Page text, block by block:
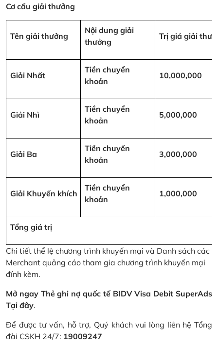
Cơ cấu giải thưởng
Tên giải thưởng
Nội dung giải
thưởng
Trị giá giải
Giải Nhất
Tiền chuyển
khoản
10,000,000
Giải Nhì
Tiền chuyển
khoản
5,000,000
Giải Ba
Tiền chuyển
khoản
3,000,000
Giải Khuyến khích
Tiền chuyển
khoản
1,000,000
Tổng giá trị
Chi tiết thể lệ chương trình khuyến mại và Danh sách các
Merchant quảng cáo tham gia chương trình khuyến mại
đính kèm.
Mở ngay Thẻ ghi nợ quốc tế BIDV Visa Debit SuperAds
Tại đây.
Để được tư vấn, hỗ trợ, Quý khách vui lòng liên hệ Tổng
đài CSKH 24/7: 19009247